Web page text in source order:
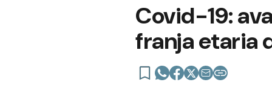
Covid-19:
franja etaria